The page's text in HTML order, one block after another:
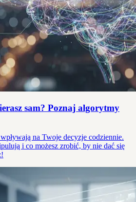
sam? Poznaj algorytmy
na Twoje decyzje codziennie.
i co możesz zrobić, by nie dać się